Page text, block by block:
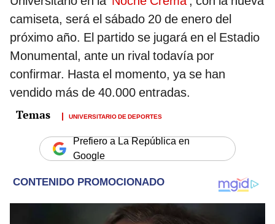
camiseta, será el sábado 20 de enero del
próximo año. El partido se jugará en el Estadio
Monumental, ante un rival todavía por
confirmar. Hasta el momento, ya se han
vendido más de 40.000 entradas.
UNIVERSITARIO DE DEPORTES
Prefiero a La República en
Google